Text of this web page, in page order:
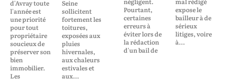
d'Avray toute
l'année est
une priorité
pour tout
propriétaire
soucieux de
préserver son
bien
immobilier.
Les
Seine
sollicitent
fortement les
toitures,
exposées aux
pluies
hivernales,
aux chaleurs
estivales et
aux...
Pourtant,
certaines
erreurs à
éviter lors de
la rédaction
d'un bail de
expose le
bailleur à de
sérieux
litiges, voire
à...